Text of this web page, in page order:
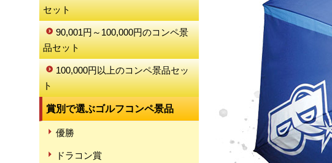
セット
90,001円～100,000円のコンペ景
品セット
100,000円以上のコンペ景品セッ
ト
賞別で選ぶゴルフコンペ景品
優勝
ドラコン賞